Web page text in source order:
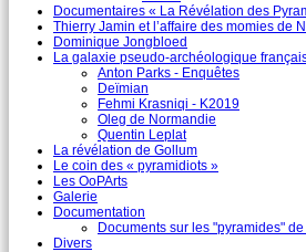
Documentaires « La Révélation des
Thierry Jamin et l’affaire des momies de
Dominique Jongbloed
La galaxie pseudo-archéologique
Anton Parks - Enquêtes
Deïmian
Fehmi Krasniqi - K2019
Oleg de Normandie
Quentin Leplat
La révélation de Gollum
Le coin des « pyramidiots »
Les OoPArts
Galerie
Documentation
Documents sur les "pyramides"
Divers